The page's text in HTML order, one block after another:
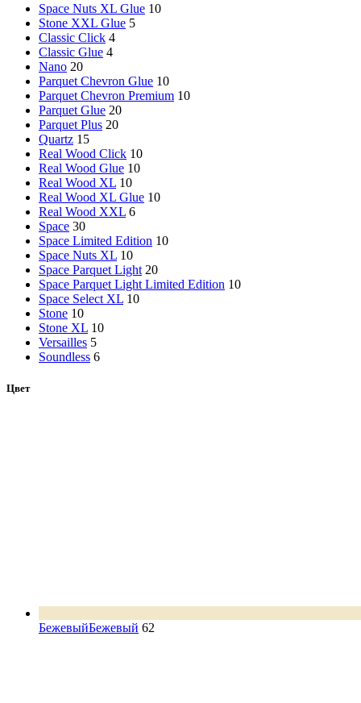
Space Nuts XL Glue 10
Stone XXL Glue 5
Classic Click 4
Classic Glue 4
Nano 20
Parquet Chevron Glue 10
Parquet Chevron Premium 10
Parquet Glue 20
Parquet Plus 20
Quartz 15
Real Wood Click 10
Real Wood Glue 10
Real Wood XL 10
Real Wood XL Glue 10
Real Wood XXL 6
Space 30
Space Limited Edition 10
Space Nuts XL 10
Space Parquet Light 20
Space Parquet Light Limited Edition 10
Space Select XL 10
Stone 10
Stone XL 10
Versailles 5
Soundless 6
Цвет
БежевыйБежевый 62